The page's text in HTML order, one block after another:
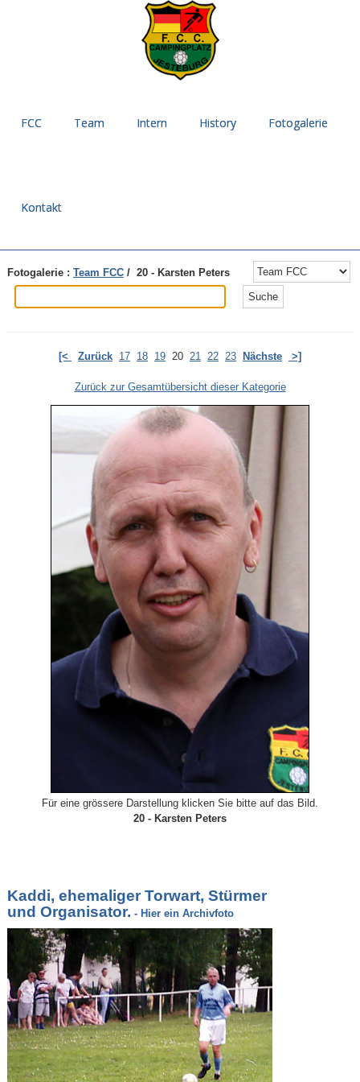
FCC Team Intern History Fotogalerie
Kontakt
Fotogalerie : Team FCC/ 20 - Karsten Peters
[< Zurück 17 18 19 20 21 22 23 Nächste >]
Zurück zur Gesamtübersicht dieser Kategorie
Für eine grössere Darstellung klicken Sie bitte auf das Bild.
20 - Karsten Peters
Kaddi, ehemaliger Torwart, Stürmer
und Organisator. - Hier ein Archivfoto